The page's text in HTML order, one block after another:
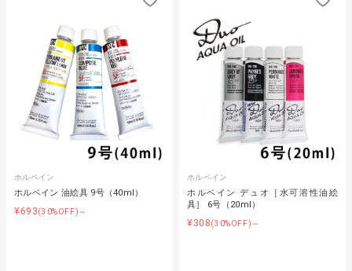
ホルベイン
ホルベイン 油絵具 9号（40ml）
¥693(30%OFF)～
ホルベイン
ホルベイン デュオ［水可溶性油絵
具］ 6号（20ml）
¥308(30%OFF)～